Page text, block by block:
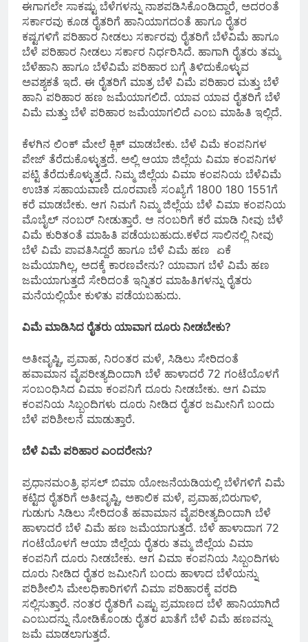
ಈಗಾಗಲೇ ಸಾಕಷ್ಟು ಬೆಳೆಗಳನ್ನು ನಾಶಪಡಿಸಿಕೊಂಡಿದ್ದಾರೆ, ಅದರಂತೆ
ಸರ್ಕಾರವು ಕೂಡ ರೈತರಿಗೆ ಹಾನಿಯಾಗದಂತೆ ಹಾಗೂ ರೈತರ
ಕಷ್ಟಗಳಿಗೆ ಪರಿಹಾರ ನೀಡಲು ಸರ್ಕಾರವು ರೈತರಿಗೆ ಬೆಳೆವಿಮೆ ಹಾಗೂ
ಬೆಳೆ ಪರಿಹಾರ ನೀಡಲು ಸರ್ಕಾರ ನಿರ್ಧರಿಸಿದೆ. ಹಾಗಾಗಿ ರೈತರು ತಮ್ಮ
ಬೆಳೆಹಾನಿ ಹಾಗೂ ಬೆಳೆವಿಮೆ ಪರಿಹಾರ ಬಗ್ಗೆ ತಿಳಿದುಕೊಳ್ಳುವ
ಅವಶ್ಯಕತೆ ಇದೆ. ಈ ರೈತರಿಗೆ ಮಾತ್ರ ಬೆಳೆ ವಿಮೆ ಪರಿಹಾರ ಮತ್ತು ಬೆಳೆ
ಹಾನಿ ಪರಿಹಾರ ಹಣ ಜಮೆಯಾಗಲಿದೆ. ಯಾವ ಯಾವ ರೈತರಿಗೆ ಬೆಳೆ
ವಿಮೆ ಮತ್ತು ಬೆಳೆ ಪರಿಹಾರ ಜಮೆಯಾಗಲಿದೆ ಎಂಬ ಮಾಹಿತಿ ಇಲ್ಲಿದೆ.
ಕೆಳಗಿನ ಲಿಂಕ್ ಮೇಲೆ ಕ್ಲಿಕ್ ಮಾಡಬೇಕು. ಬೆಳೆ ವಿಮೆ ಕಂಪನಿಗಳ
ಪೇಜ್ ತೆರೆದುಕೊಳ್ಳುತ್ತದೆ. ಅಲ್ಲಿ ಆಯಾ ಜಿಲ್ಲೆಯ ವಿಮಾ ಕಂಪನಿಗಳ
ಪಟ್ಟಿ ತೆರೆದುಕೊಳ್ಳುತ್ತದೆ. ನಿಮ್ಮ ಜಿಲ್ಲೆಯ ವಿಮಾ ಕಂಪನಿಯ ಬೆಳೆವಿಮೆ
ಉಚಿತ ಸಹಾಯವಾಣಿ ದೂರವಾಣಿ ಸಂಖ್ಯೆಗೆ 1800 180 1551ಗೆ
ಕರೆ ಮಾಡಬೇಕು. ಆಗ ನಿಮಗೆ ನಿಮ್ಮ ಜಿಲ್ಲೆಯ ಬೆಳೆ ವಿಮಾ ಕಂಪನಿಯ
ಮೊಬೈಲ್ ನಂಬರ್ ನೀಡುತ್ತಾರೆ. ಆ ನಂಬರಿಗೆ ಕರೆ ಮಾಡಿ ನೀವು ಬೆಳೆ
ವಿಮೆ ಕುರಿತಂತೆ ಮಾಹಿತಿ ಪಡೆಯಬಹುದು.ಕಳೆದ ಸಾಲಿನಲ್ಲಿ ನೀವು
ಬೆಳೆ ವಿಮೆ ಪಾವತಿಸಿದ್ದರೆ ಹಾಗೂ ಬೆಳೆ ವಿಮೆ ಹಣ ಏಕೆ
ಜಮೆಯಾಗಿಲ್ಲ, ಅದಕ್ಕೆ ಕಾರಣವೇನು? ಯಾವಾಗ ಬೆಳೆ ವಿಮೆ ಹಣ
ಜಮೆಯಾಗುತ್ತದೆ ಸೇರಿದಂತೆ ಇನ್ನಿತರ ಮಾಹಿತಿಗಳನ್ನು ರೈತರು
ಮನೆಯಲ್ಲಿಯೇ ಕುಳಿತು ಪಡೆಯಬಹುದು.
ವಿಮೆ ಮಾಡಿಸಿದ ರೈತರು ಯಾವಾಗ ದೂರು ನೀಡಬೇಕು?
ಅತೀವೃಷ್ಟಿ, ಪ್ರವಾಹ, ನಿರಂತರ ಮಳೆ, ಸಿಡಿಲು ಸೇರಿದಂತೆ
ಹವಾಮಾನ ವೈಪರೀತ್ಯದಿಂದಾಗಿ ಬೆಳೆ ಹಾಳಾದರೆ 72 ಗಂಟೆಯೊಳಗೆ
ಸಂಬಂಧಿಸಿದ ವಿಮಾ ಕಂಪನಿಗೆ ದೂರು ನೀಡಬೇಕು. ಆಗ ವಿಮಾ
ಕಂಪನಿಯ ಸಿಬ್ಬಂದಿಗಳು ದೂರು ನೀಡಿದ ರೈತರ ಜಮೀನಿಗೆ ಬಂದು
ಬೆಳೆ ಪರಿಶೀಲನೆ ಮಾಡುತ್ತಾರೆ.
ಬೆಳೆ ವಿಮೆ ಪರಿಹಾರ ಎಂದರೇನು?
ಪ್ರಧಾನಮಂತ್ರಿ ಫಸಲ್ ಬಿಮಾ ಯೋಜನೆಯಡಿಯಲ್ಲಿ ಬೆಳೆಗಳಿಗೆ ವಿಮೆ
ಕಟ್ಟಿದ ರೈತರಿಗೆ ಅತೀವೃಷ್ಟಿ, ಅಕಾಲಿಕ ಮಳೆ, ಪ್ರವಾಹ,ಬಿರುಗಾಳಿ,
ಗುಡುಗು ಸಿಡಿಲು ಸೇರಿದಂತೆ ಹವಾಮಾನ ವೈಪರೀತ್ಯದಿಂದಾಗಿ ಬೆಳೆ
ಹಾಳಾದರೆ ಬೆಳೆ ವಿಮೆ ಹಣ ಜಮೆಯಾಗುತ್ತದೆ. ಬೆಳೆ ಹಾಳಾದಾಗ 72
ಗಂಟೆಯೊಳಗೆ ಆಯಾ ಜಿಲ್ಲೆಯ ರೈತರು ತಮ್ಮ ಜಿಲ್ಲೆಯ ವಿಮಾ
ಕಂಪನಿಗೆ ದೂರು ನೀಡಬೇಕು. ಆಗ ವಿಮಾ ಕಂಪನಿಯ ಸಿಬ್ಬಂದಿಗಳು
ದೂರು ನೀಡಿದ ರೈತರ ಜಮೀನಿಗೆ ಬಂದು ಹಾಳಾದ ಬೆಳೆಯನ್ನು
ಪರಿಶೀಲಿಸಿ ಮೇಲಧಿಕಾರಿಗಳಿಗೆ ವಿಮಾ ಪರಿಹಾರಕ್ಕೆ ವರದಿ
ಸಲ್ಲಿಸುತ್ತಾರೆ. ನಂತರ ರೈತರಿಗೆ ಎಷ್ಟು ಪ್ರಮಾಣದ ಬೆಳೆ ಹಾನಿಯಾಗಿದೆ
ಎಂಬುದನ್ನು ನೋಡಿಕೊಂಡು ರೈತರ ಖಾತೆಗೆ ಬೆಳೆ ವಿಮೆ ಹಣವನ್ನು
ಜಮೆ ಮಾಡಲಾಗುತ್ತದೆ.